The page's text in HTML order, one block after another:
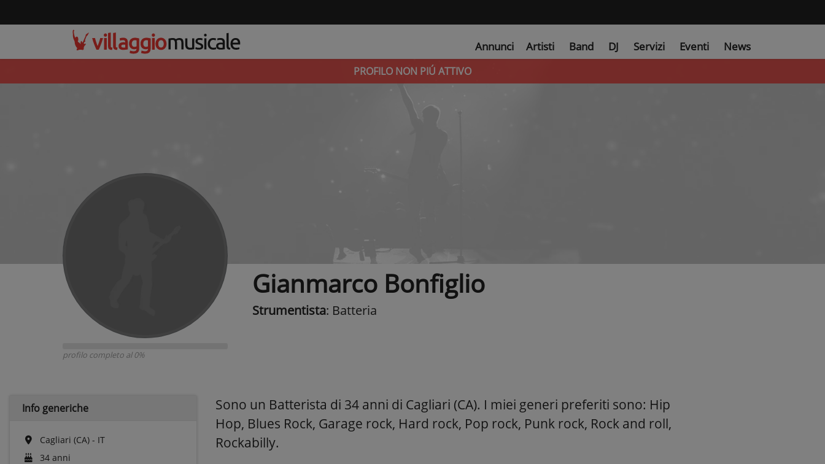
Annunci Artisti Band DJ Servizi Eventi News
PROFILO NON PIÚ ATTIVO
profilo completo al 0%
Gianmarco Bonfiglio
Strumentista: Batteria
Info generiche
Cagliari (CA) - IT
34 anni
Sono un Batterista di 34 anni di Cagliari (CA). I miei generi preferiti sono: Hip
Hop, Blues Rock, Garage rock, Hard rock, Pop rock, Punk rock, Rock and roll,
Rockabilly.